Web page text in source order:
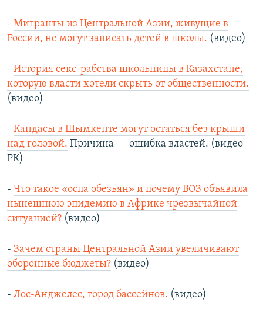
- Мигранты из Центральной Азии, живущие в
России, не могут записать детей в школы. (видео)
- История секс-рабства школьницы в Казахстане,
которую власти хотели скрыть от общественности.
(видео)
- Кандасы в Шымкенте могут остаться без крыши
над головой. Причина — ошибка властей. (видео
РК)
- Что такое «оспа обезьян» и почему ВОЗ объявила
нынешнюю эпидемию в Африке чрезвычайной
ситуацией? (видео)
- Зачем страны Центральной Азии увеличивают
оборонные бюджеты? (видео)
- Лос-Анджелес, город бассейнов. (видео)